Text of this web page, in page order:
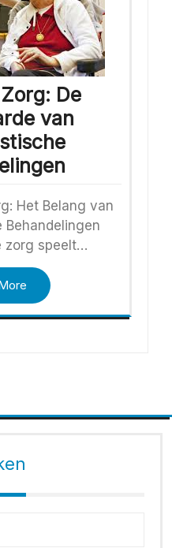
De
van
Het Belang van
Behandelingen
zorg speelt…